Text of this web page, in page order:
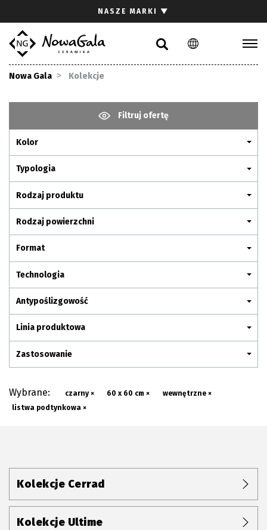
PL EN
NASZE MARKI ▼
Nowa Gala Kolekcje
Filtruj ofertę
Kolor
Typologia
Rodzaj produktu
Rodzaj powierzchni
Format
Technologia
Antypoślizgowość
Linia produktowa
Zastosowanie
Wybrane: czarny × 60 x 60 cm ×
wewnętrzne ×
listwa podtynkowa ×
Kolekcje Cerrad
Kolekcje Ultime
Gdzie kupić
Pliki do pobrania
Pytania i odpowiedzi
Kariera
Kontakt
Komunikacja z akcjonariuszami